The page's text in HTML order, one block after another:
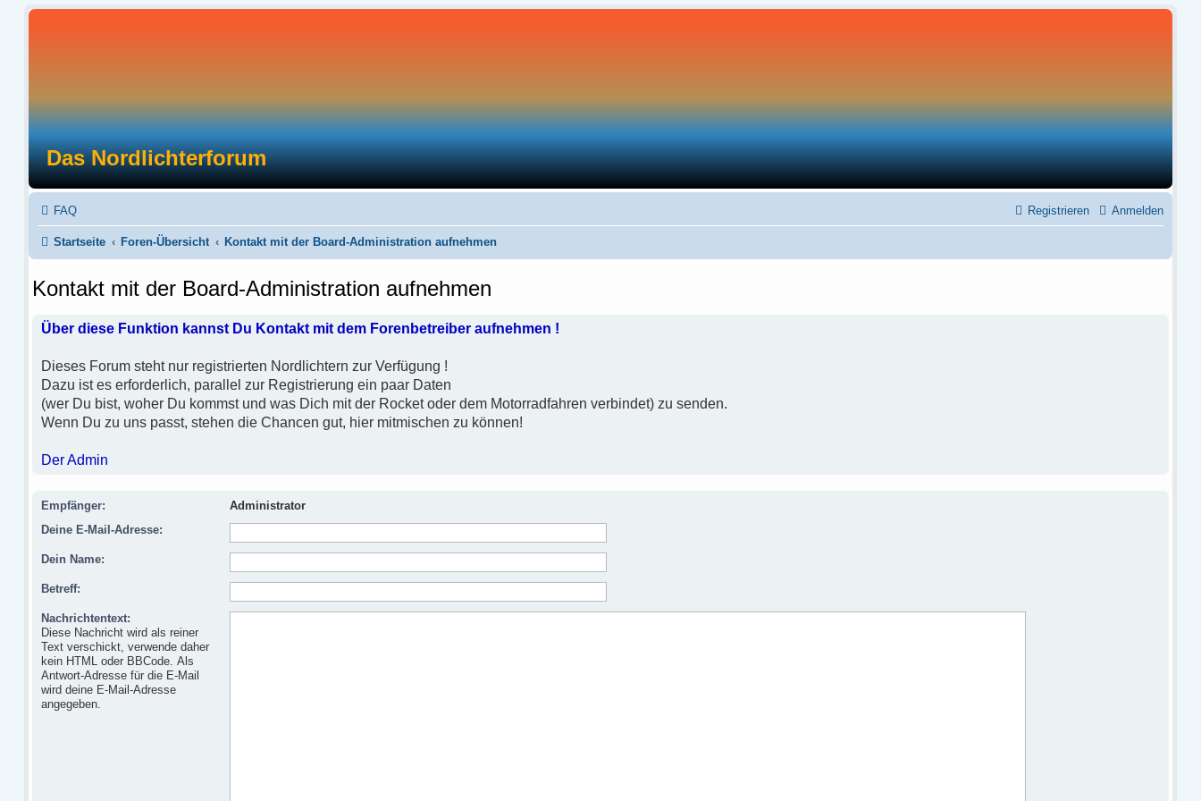
Das Nordlichterforum
FAQ Anmelden
Registrieren
Startseite Foren-Übersicht Kontakt mit der Board-Administration aufnehmen
Kontakt mit der Board-Administration aufnehmen
Über diese Funktion kannst Du Kontakt mit dem Forenbetreiber aufnehmen !
Dieses Forum steht nur registrierten Nordlichtern zur Verfügung !
Dazu ist es erforderlich, parallel zur Registrierung ein paar Daten
(wer Du bist, woher Du kommst und was Dich mit der Rocket oder dem Motorradfahren verbindet) zu senden.
Wenn Du zu uns passt, stehen die Chancen gut, hier mitmischen zu können!
Der Admin
Empfänger:
Administrator
Deine E-Mail-Adresse:
Dein Name:
Betreff:
Nachrichtentext:
Diese Nachricht wird als reiner
Text verschickt, verwende daher
kein HTML oder BBCode. Als
Antwort-Adresse für die E-Mail
wird deine E-Mail-Adresse
angegeben.